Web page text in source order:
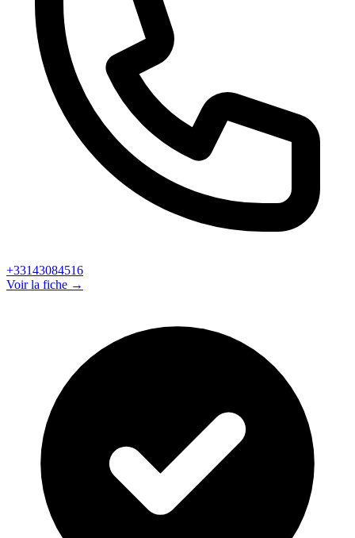
+33143084516
Voir la fiche →